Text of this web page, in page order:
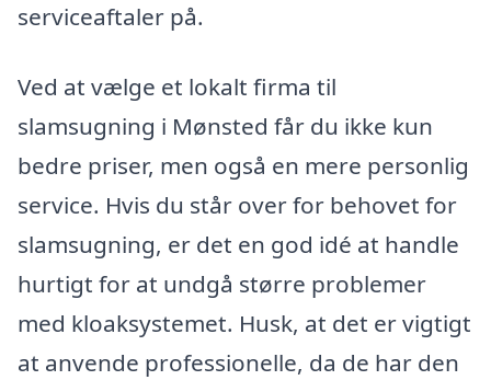
serviceaftaler på.
Ved at vælge et lokalt firma til
slamsugning i Mønsted får du ikke kun
bedre priser, men også en mere personlig
service. Hvis du står over for behovet for
slamsugning, er det en god idé at handle
hurtigt for at undgå større problemer
med kloaksystemet. Husk, at det er vigtigt
at anvende professionelle, da de har den